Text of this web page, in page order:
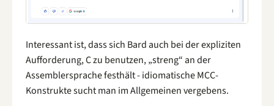
Interessant ist, dass sich Bard auch bei der expliziten
Aufforderung, C zu benutzen, „streng“ an der
Assemblersprache festhält - idiomatische MCC-
Konstrukte sucht man im Allgemeinen vergebens.